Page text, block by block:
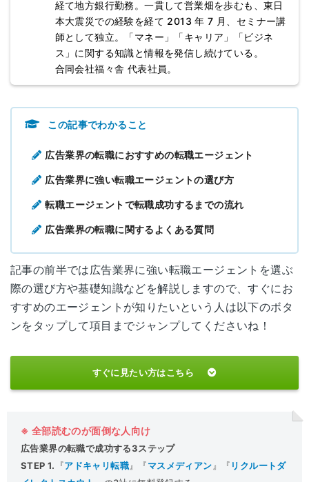
経て地方銀行勤務。一貫して営業畑を歩むも、東日
本大震災での経験を経て 2013 年 7 月、セミナー講
師として独立。「マネー」「キャリア」「ビジネ
ス」に関する知識と情報を発信し続けている。
合同会社福々舎 代表社員。
この記事でわかること
広告業界の転職におすすめの転職エージェント
広告業界に強い転職エージェントの選び方
転職エージェントで転職成功するまでの流れ
広告業界の転職に関するよくある質問
記事の前半では広告業界に強い転職エージェントを選ぶ
際の選び方や基礎知識などを解説しますので、すぐにお
すすめのエージェントが知りたいという人は以下のボタ
ンをタップして項目までジャンプしてくださいね！
すぐに見たい方はこちら
※ 全部読むのが面倒な人向け
広告業界の転職で成功する3ステップ
STEP 1.
『アドキャリ転職』『マスメディアン』『 リクルートダ